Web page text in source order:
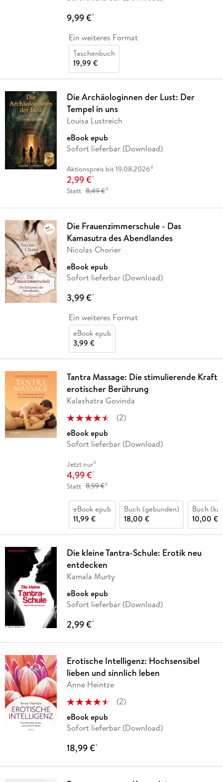
9,99 €*
Ein weiteres Format
Taschenbuch
19,99 €
Die Archäologinnen der Lust: Der
Tempel in uns
Louisa Lustreich
eBook epub
Sofort lieferbar (Download)
Aktionspreis bis 19.08.20264
2,99 €*
Statt 8,49 €4
Die Frauenzimmerschule - Das
Kamasutra des Abendlandes
Nicolas Chorier
eBook epub
Sofort lieferbar (Download)
3,99 €*
Ein weiteres Format
eBook epub
3,99 €
Tantra Massage: Die stimulierende Kraft
erotischer Berührung
Kalashatra Govinda
(2)
eBook epub
Sofort lieferbar (Download)
Jetzt nur6
4,99 €*
Statt 8,99 €6
eBook epub
11,99 €
Buch (gebunden)
18,00 €
Buch
10,00 €
Die kleine Tantra-Schule: Erotik neu
entdecken
Kamala Murty
eBook epub
Sofort lieferbar (Download)
2,99 €*
Erotische Intelligenz: Hochsensibel
lieben und sinnlich leben
Anne Heintze
(2)
eBook epub
Sofort lieferbar (Download)
18,99 €*